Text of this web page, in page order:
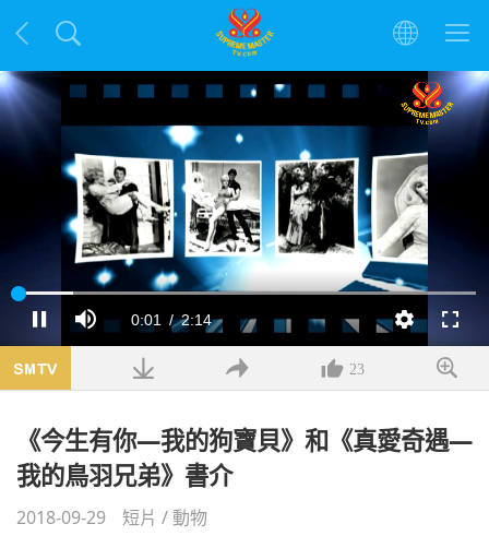
暫
停
靜
音
目
前
0:02 / 總
間
2:14
載
入
完
畢:
13.04%
解
析
全
螢
幕
23
《今生有你—我的狗寶貝》和《真愛奇遇—
我的鳥羽兄弟》書介
2018-09-29 短片 /動物